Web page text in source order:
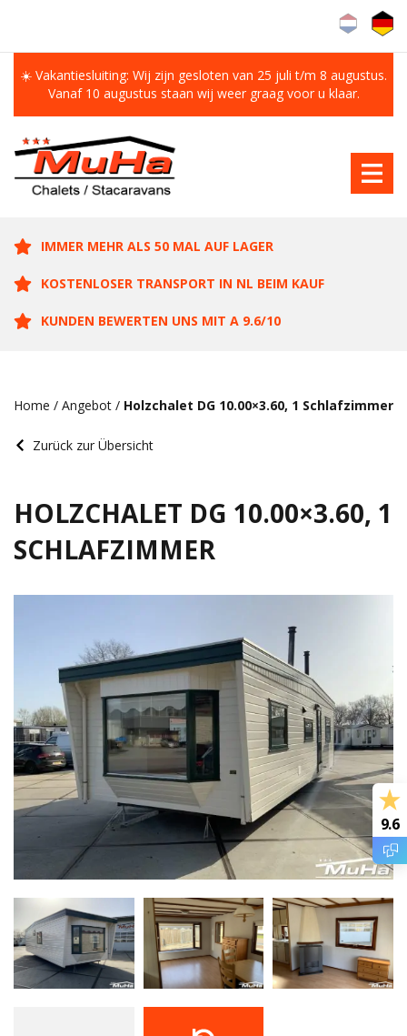
☀️ Vakantiesluiting: Wij zijn gesloten van 25 juli t/m 8 augustus.
Vanaf 10 augustus staan wij weer graag voor u klaar.
IMMER MEHR ALS 50 MAL AUF LAGER
KOSTENLOSER TRANSPORT IN NL BEIM KAUF
KUNDEN BEWERTEN UNS MIT A 9.6/10
Home / Angebot / Holzchalet DG 10.00×3.60, 1 Schlafzimmer
Zurück zur Übersicht
HOLZCHALET DG 10.00×3.60, 1
SCHLAFZIMMER
9.6